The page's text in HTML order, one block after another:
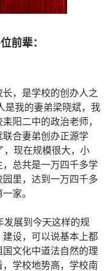
前辈：
，是学校的创办人之
是我的妻弟梁晓斌，我
阳二中的政治老师，
合妻弟创办正源学
，现在规模很大，小
总共是一万四千多学
里，达到一万四千多
家。
发展到今天这样的规
设，可以说基本上都
文化中道法自然的理
学校地势高，学校南